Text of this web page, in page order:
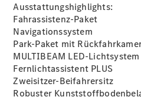
Ausstattungshighlights:
Fahrassistenz-Paket
Navigationssystem
Park-Paket mit
MULTIBEAM LED-Lichtsystem
Fernlichtassistent PLUS
Zweisitzer-Beifahrersitz
Robuster